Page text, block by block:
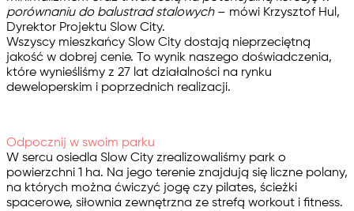
porównaniu do balustrad stalowych– mówi Krzysztof Hul,
Dyrektor Projektu Slow City.
Wszyscy mieszkańcy Slow City dostają nieprzeciętną
jakość w dobrej cenie. To wynik naszego doświadczenia,
które wynieśliśmy z 27 lat działalności na rynku
deweloperskim i poprzednich realizacji.
Odpocznij w swoim parku
W sercu osiedla Slow City zrealizowaliśmy park o
powierzchni 1 ha. Na jego terenie znajdują się liczne polany,
na których można ćwiczyć jogę czy pilates, ścieżki
spacerowe, siłownia zewnętrzna ze strefą workout i fitness.